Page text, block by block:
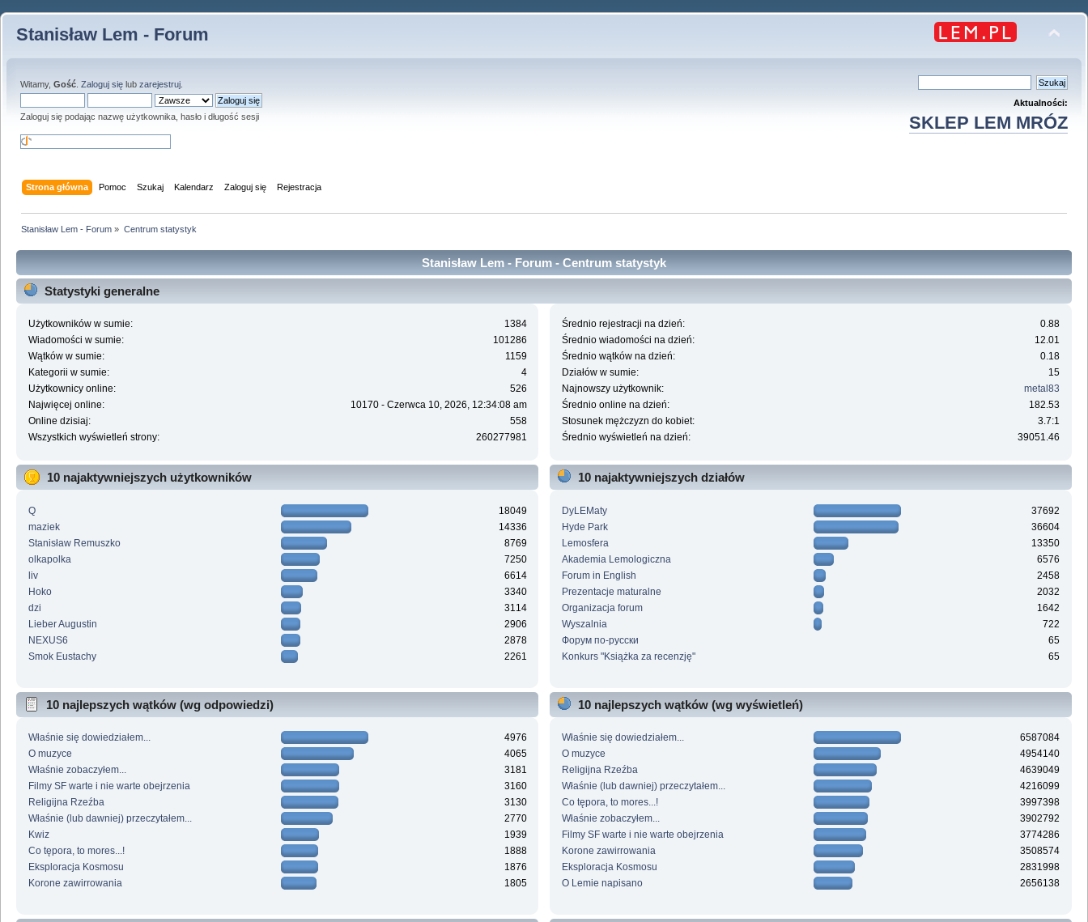
Stanisław Lem - Forum
Witamy, Gość Zaloguj się lub zarejestruj
Zaloguj się podając nazwę użytkownika, hasło i długość sesji
Aktualności:
SKLEP LEM MRÓZ
Strona główna Pomoc Szukaj Kalendarz Zaloguj się Rejestracja
Stanisław Lem - Forum » Centrum statystyk
Stanisław Lem - Forum - Centrum statystyk
Statystyki generalne
Użytkowników w sumie:
1384
Wiadomości w sumie:
101286
Wątków w sumie:
1159
Kategorii w sumie:
4
Użytkownicy online:
526
Najwięcej online:
10170 - Czerwca 10, 2026, 12:34:08 am
Online dzisiaj:
558
Wszystkich wyświetleń strony:
260277981
Średnio rejestracji na dzień:
0.88
Średnio wiadomości na dzień:
12.01
Średnio wątków na dzień:
0.18
Działów w sumie:
15
Najnowszy użytkownik:
metal83
Średnio online na dzień:
182.53
Stosunek mężczyzn do kobiet:
3.7:1
Średnio wyświetleń na dzień:
39051.46
10 najaktywniejszych użytkowników
Q
18049
maziek
14336
Stanisław Remuszko
8769
olkapolka
7250
liv
6614
Hoko
3340
dzi
3114
Lieber Augustin
2906
NEXUS6
2878
Smok Eustachy
2261
10 najaktywniejszych działów
DyLEMaty
37692
Hyde Park
36604
Lemosfera
13350
Akademia Lemologiczna
6576
Forum in English
2458
Prezentacje maturalne
2032
Organizacja forum
1642
Wyszalnia
722
Форум по-русски
65
Konkurs "Książka za recenzję"
65
10 najlepszych wątków (wg odpowiedzi)
Właśnie się dowiedziałem...
4976
O muzyce
4065
Właśnie zobaczyłem...
3181
Filmy SF warte i nie warte obejrzenia
3160
Religijna Rzeźba
3130
Właśnie (lub dawniej) przeczytałem...
2770
Kwiz
1939
Co tępora, to mores...!
1888
Eksploracja Kosmosu
1876
Korone zawirrowania
1805
10 najlepszych wątków (wg wyświetleń)
Właśnie się dowiedziałem...
6587084
O muzyce
4954140
Religijna Rzeźba
4639049
Właśnie (lub dawniej) przeczytałem...
4216099
Co tępora, to mores...!
3997398
Właśnie zobaczyłem...
3902792
Filmy SF warte i nie warte obejrzenia
3774286
Korone zawirrowania
3508574
Eksploracja Kosmosu
2831998
O Lemie napisano
2656138